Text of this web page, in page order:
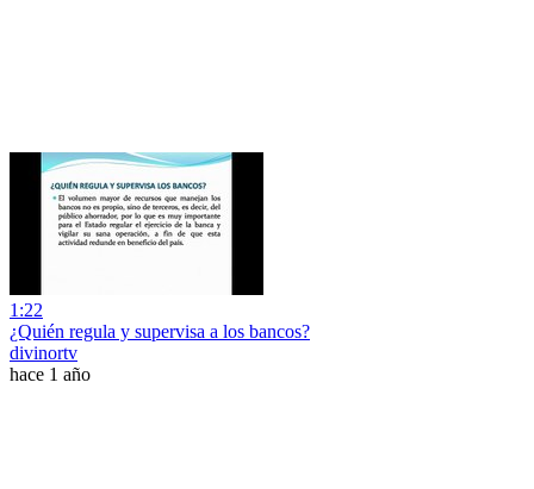
1:22
¿Quién regula y supervisa a los bancos?
divinortv
hace 1 año